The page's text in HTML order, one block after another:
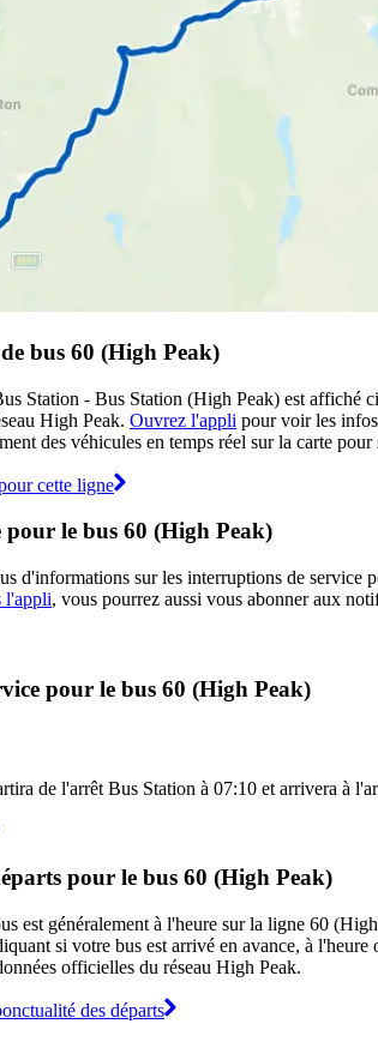
bus 60 (High Peak)
Station - Bus Station (High Peak) est affiché
High Peak. Ouvrez l'appli pour voir les
des véhicules en temps réel sur la carte
cette ligne
pour le bus 60 (High Peak)
d'informations sur les interruptions de service
l'appli, vous pourrez aussi vous abonner aux
pour le bus 60 (High Peak)
de l'arrêt Bus Station à 07:10 et arrivera à
pour le bus 60 (High Peak)
est généralement à l'heure sur la ligne 60
si votre bus est arrivé en avance, à l'heure
officielles du réseau High Peak.
des départs